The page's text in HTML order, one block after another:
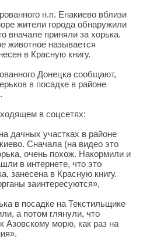
н.п. Енакиево вблизи
жители города обнаружили
вначале приняли за хорька.
животное называется
в Красную книгу.
Донецка сообщают,
в посадке в районе
в соцсетях:
дачных участках в районе
Сначала (на видео это
очень похож. Накормили и
в интернете, что это
занесена в Красную книгу.
заинтересуются»,
в посадке на Текстильщике
а потом глянули, что
Азовскому морю, как раз на